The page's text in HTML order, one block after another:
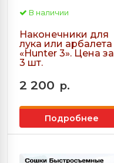
В наличии
Наконечники для
лука или арбалета
«Hunter 3». Цена за
3 шт.
2 200 р.
Подробнее